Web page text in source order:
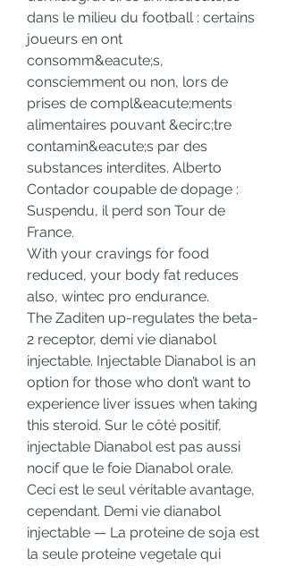
dans le milieu du football : certains
joueurs en ont
consomm&eacute;s,
consciemment ou non, lors de
prises de compl&eacute;ments
alimentaires pouvant &ecirc;tre
contamin&eacute;s par des
substances interdites. Alberto
Contador coupable de dopage :
Suspendu, il perd son Tour de
France.
With your cravings for food
reduced, your body fat reduces
also, wintec pro endurance.
The Zaditen up-regulates the beta-
2 receptor, demi vie dianabol
injectable. Injectable Dianabol is an
option for those who don’t want to
experience liver issues when taking
this steroid. Sur le côté positif,
injectable Dianabol est pas aussi
nocif que le foie Dianabol orale.
Ceci est le seul véritable avantage,
cependant. Demi vie dianabol
injectable — La proteine de soja est
la seule proteine vegetale qui